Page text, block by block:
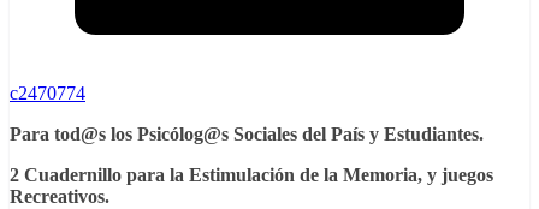
c2470774
Para tod@s los Psicólog@s Sociales del País y Estudiantes.
2 Cuadernillo para la Estimulación de la Memoria, y juegos
Recreativos.